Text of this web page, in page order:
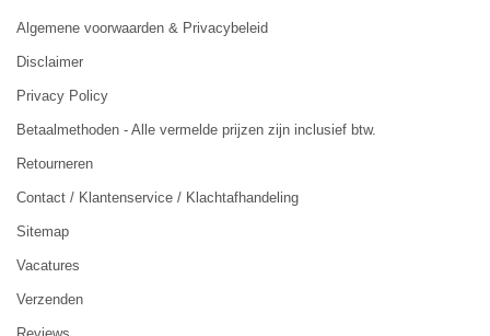
Algemene voorwaarden & Privacybeleid
Disclaimer
Privacy Policy
Betaalmethoden - Alle vermelde prijzen zijn inclusief btw.
Retourneren
Contact / Klantenservice / Klachtafhandeling
Sitemap
Vacatures
Verzenden